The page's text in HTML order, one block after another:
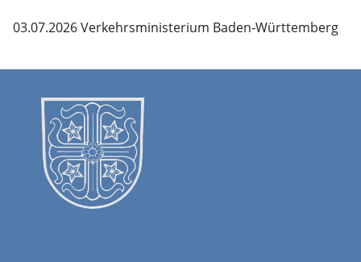
03.07.2026 Verkehrsministerium Baden-Württemberg